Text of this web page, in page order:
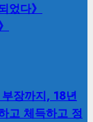
었다》
장까지, 18년
고 체득하고 정